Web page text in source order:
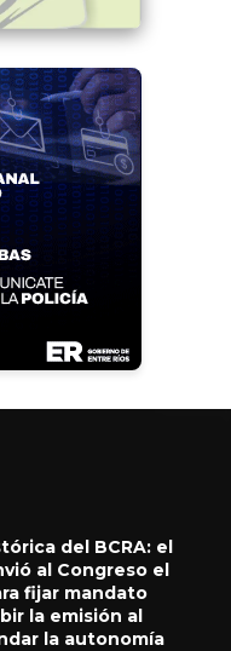
del BCRA: el
al Congreso el
fijar mandato
la emisión al
la autonomía